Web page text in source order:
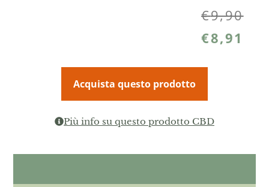
€9,90
€8,91
Acquista questo prodotto
Più info su questo prodotto CBD